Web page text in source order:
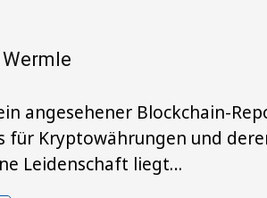
angesehener Blockchain-
für Kryptowährungen und
Leidenschaft liegt…